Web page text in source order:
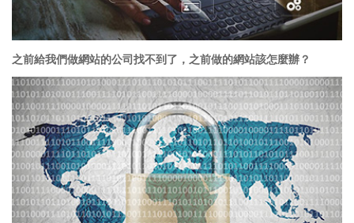
之前給我們做網站的公司找不到了，之前做的網站該怎麼辦？